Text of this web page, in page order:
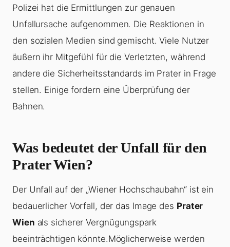
Polizei hat die Ermittlungen zur genauen
Unfallursache aufgenommen. Die Reaktionen in
den sozialen Medien sind gemischt. Viele Nutzer
äußern ihr Mitgefühl für die Verletzten, während
andere die Sicherheitsstandards im Prater in Frage
stellen. Einige fordern eine Überprüfung der
Bahnen.
Was bedeutet der Unfall für den
Prater Wien?
Der Unfall auf der „Wiener Hochschaubahn“ ist ein
bedauerlicher Vorfall, der das Image des Prater
Wien als sicherer Vergnügungspark
beeinträchtigen könnte.Möglicherweise werden